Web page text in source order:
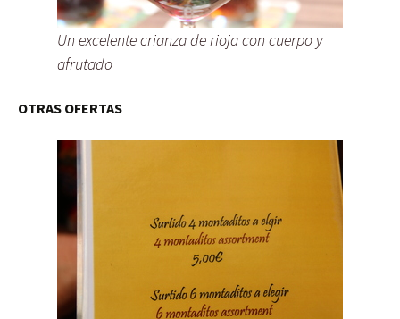
Un excelente crianza de rioja con cuerpo y
afrutado
OTRAS OFERTAS